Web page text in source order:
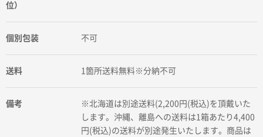
位）
個別包装 不可
送料 1箇所送料無料※分納不可
備考
※北海道は別途送料(2,200円(税込)を頂戴いた
します。沖縄、離島への送料は1箱あたり4,400
円(税込)の送料が別途発生いたします。商品は